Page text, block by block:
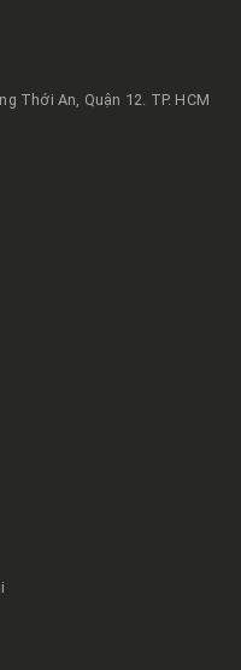
Thới An, Quận 12. TP. HCM